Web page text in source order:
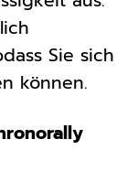
Sie sich
können.